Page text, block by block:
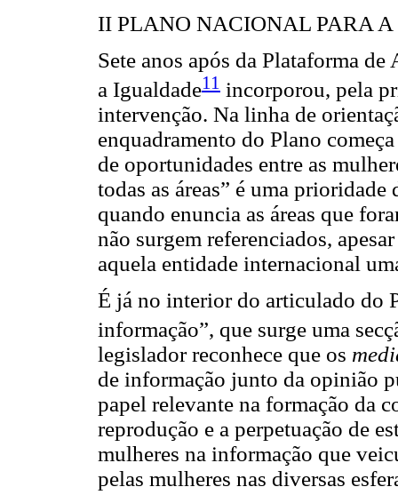
II PLANO NACIONAL PARA
Sete anos após da Plataforma
a Igualdade11 incorporou, pela
intervenção. Na linha de
enquadramento do Plano
de oportunidades entre as
todas as áreas” é uma
quando enuncia as áreas que
não surgem referenciados,
aquela entidade internacional
É já no interior do articulado do
informação”, que surge uma
legislador reconhece que os
de informação junto da opinião
papel relevante na formação da
reprodução e a perpetuação de
mulheres na informação que
pelas mulheres nas diversas